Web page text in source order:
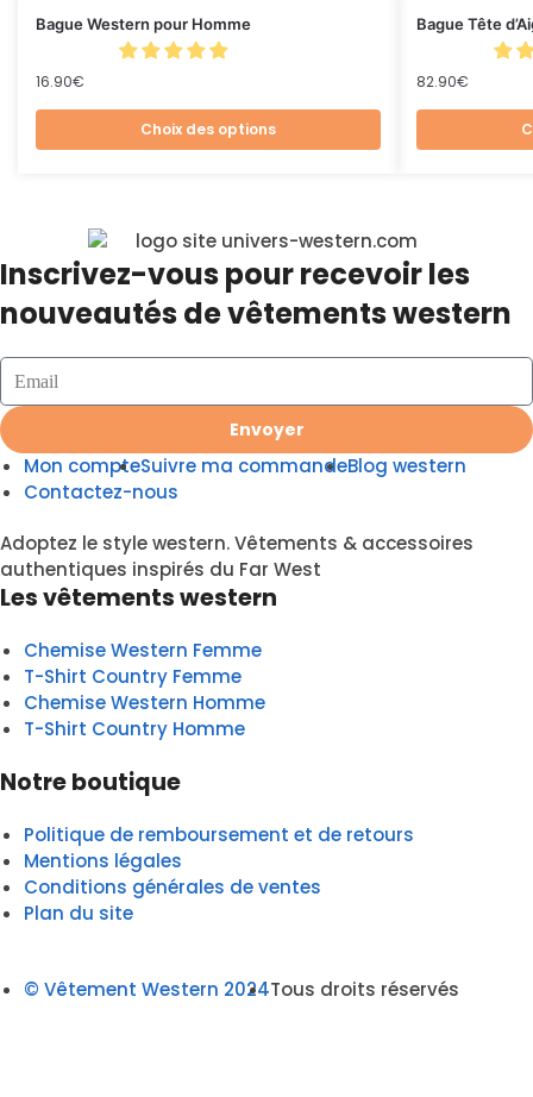
Bague Western pour Homme
16.90€
Choix des options
Bague Tête
82.90€
Inscrivez-vous pour recevoir les
nouveautés de vêtements western
Envoyer
Mon compteSuivre ma commandeBlog western
Contactez-nous
Adoptez le style western. Vêtements & accessoires
authentiques inspirés du Far West
Les vêtements western
Chemise Western Femme
T-Shirt Country Femme
Chemise Western Homme
T-Shirt Country Homme
Notre boutique
Politique de remboursement et de retours
Mentions légales
Conditions générales de ventes
Plan du site
© Vêtement Western 2024Tous droits réservés